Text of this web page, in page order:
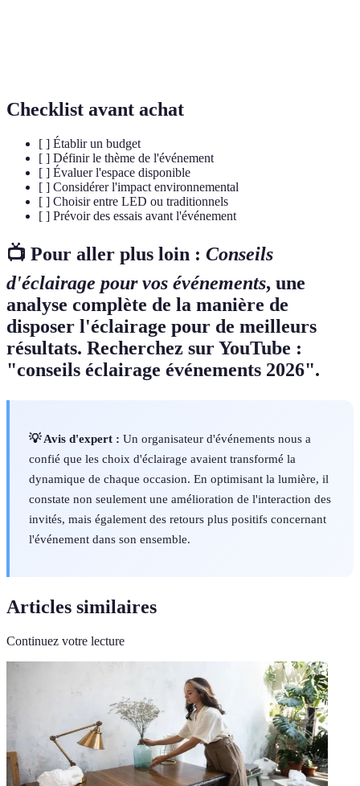
Checklist avant achat
[ ] Établir un budget
[ ] Définir le thème de l'événement
[ ] Évaluer l'espace disponible
[ ] Considérer l'impact environnemental
[ ] Choisir entre LED ou traditionnels
[ ] Prévoir des essais avant l'événement
📺 Pour aller plus loin : Conseils
d'éclairage pour vos événements, une
analyse complète de la manière de
disposer l'éclairage pour de meilleurs
résultats. Recherchez sur YouTube :
"conseils éclairage événements 2026".
💡 Avis d'expert : Un organisateur d'événements nous a
confié que les choix d'éclairage avaient transformé la
dynamique de chaque occasion. En optimisant la lumière, il
constate non seulement une amélioration de l'interaction des
invités, mais également des retours plus positifs concernant
l'événement dans son ensemble.
Articles similaires
Continuez votre lecture